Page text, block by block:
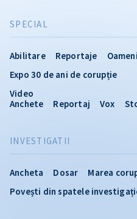
INVESTIGATII
Ancheta Dosar
Marea
Povești din spatele
SPECIAL
Abilitare Reportaje Oameni
Expo 30 de ani de corupție
Video
Anchete
Reportaj Vox